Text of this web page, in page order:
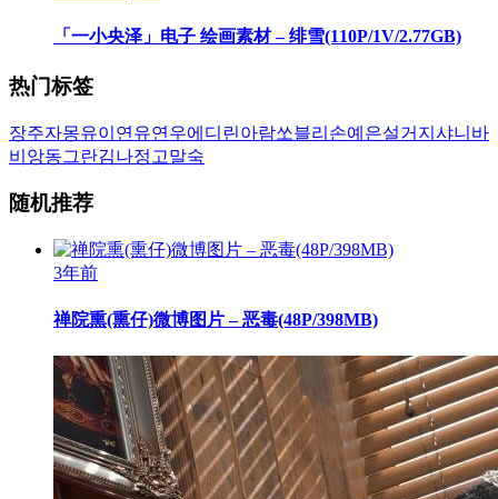
「一小央泽」电子 绘画素材 – 绯雪(110P/1V/2.77GB)
热门标签
장주자몽유이 연유연우에디린아람쏘블리 손예은설거지 샤니 바
비앙동그란김나정 고말숙
随机推荐
3年前
禅院熏(熏仔)微博图片 – 恶毒(48P/398MB)